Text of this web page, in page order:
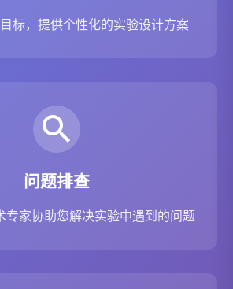
标，提供个性化的实验设计方案
问题排查
专家协助您解决实验中遇到的问题